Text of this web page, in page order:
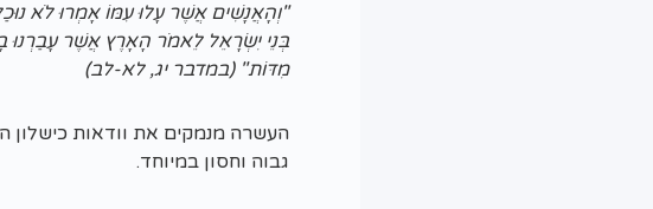
"וְהָאֲנָשִׁים אֲשֶׁר עָלוּ עִמּוֹ אָמְרוּ לֹא
בְּנֵי יִשְׂרָאֵל לֵאמֹר הָאָרֶץ אֲשֶׁר עָבַרְנוּ
מִדּוֹת" (במדבר יג, לא-לב)
העשרה מנמקים את וודאות כישלון
גבוה וחסון במיוחד.